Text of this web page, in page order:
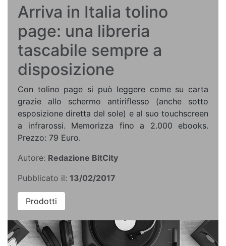
Arriva in Italia tolino
page: una libreria
tascabile sempre a
disposizione
Con tolino page si può leggere come su carta
grazie allo schermo antiriflesso (anche sotto
esposizione diretta del sole) e al suo touchscreen
a infrarossi. Memorizza fino a 2.000 ebooks.
Prezzo: 79 Euro.
Autore: Redazione BitCity
Pubblicato il: 13/02/2017
Prodotti